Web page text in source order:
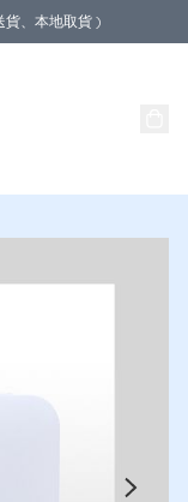
貨、本地取貨 )